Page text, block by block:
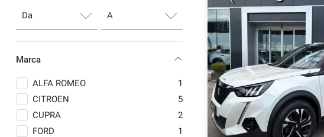
Marca
ALFA ROMEO
1
CITROEN
5
CUPRA
2
FORD
1